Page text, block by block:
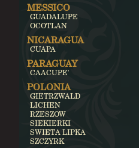
MESSICO
GUADALUPE
OCOTLAN
NICARAGUA
CUAPA
PARAGUAY
CAACUPE'
POLONIA
GIETRZWALD
LICHEN
RZESZOW
SIEKIERKI
SWIETA LIPKA
SZCZYRK